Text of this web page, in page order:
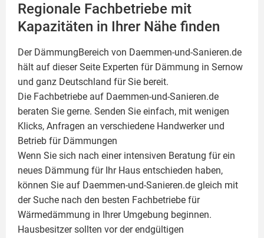
Regionale Fachbetriebe mit
Kapazitäten in Ihrer Nähe finden
Der DämmungBereich von Daemmen-und-Sanieren.de
hält auf dieser Seite Experten für Dämmung in Sernow
und ganz Deutschland für Sie bereit.
Die Fachbetriebe auf Daemmen-und-Sanieren.de
beraten Sie gerne. Senden Sie einfach, mit wenigen
Klicks, Anfragen an verschiedene Handwerker und
Betrieb für Dämmungen
Wenn Sie sich nach einer intensiven Beratung für ein
neues Dämmung für Ihr Haus entschieden haben,
können Sie auf Daemmen-und-Sanieren.de gleich mit
der Suche nach den besten Fachbetriebe für
Wärmedämmung in Ihrer Umgebung beginnen.
Hausbesitzer sollten vor der endgültigen